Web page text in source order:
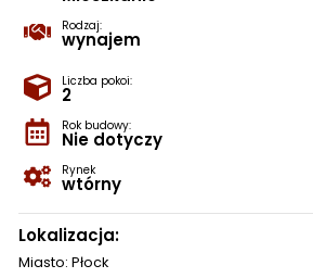
Rodzaj:
wynajem
Liczba pokoi:
2
Rok budowy:
Nie dotyczy
Rynek
wtórny
Lokalizacja:
Miasto: Płock